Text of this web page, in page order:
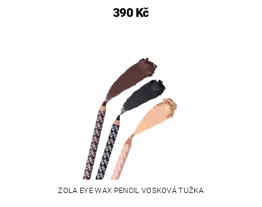
390 Kč
ZOLA EYE WAX PENCIL VOSKOVÁ TUŽKA